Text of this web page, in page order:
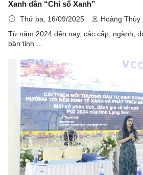
Xanh dần “Chỉ số Xanh”
Thứ ba, 16/09/2025
Hoàng Thùy
Từ năm 2024 đến nay, các cấp, ngành,
bàn tỉnh ...